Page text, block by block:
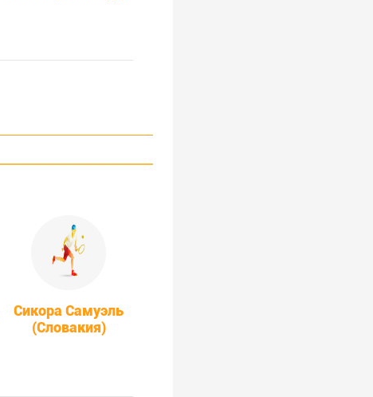
Сикора Самуэль
(Словакия)